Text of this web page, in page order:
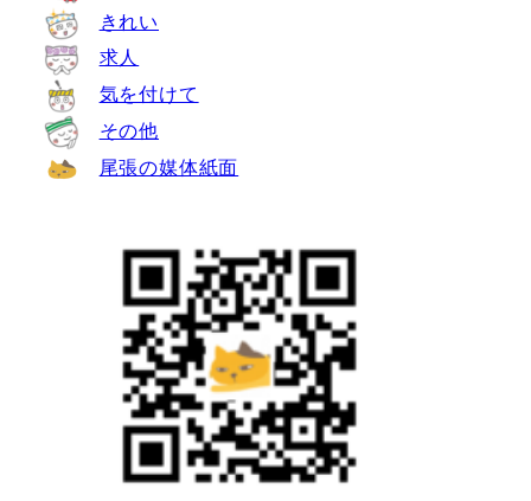
きれい
求人
気を付けて
その他
尾張の媒体紙面